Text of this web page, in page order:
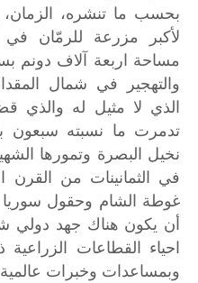
بحسب ما تنشره،
لأكبر مزرعة للرمّان
مساحة اربعة آلاف دونم
والتهجير في شمال
الذي لا مثيل له
تدمرت ما نسبته سبعون
نخيل البصرة وتمورها
في الثمانينات من
غوطة الشام وحقول
أن يكون هناك جهد دولي
احياء القطاعات
وبمساعدات وخبرات